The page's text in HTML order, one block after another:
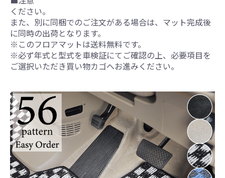
ください。
また、別に同梱でのご注文がある場合は、マット完成後
に同時の出荷となります。
※このフロアマットは送料無料です。
※必ず年式と型式を車検証にてご確認の上、必要項目を
ご選択いただき買い物カゴへお進みください。